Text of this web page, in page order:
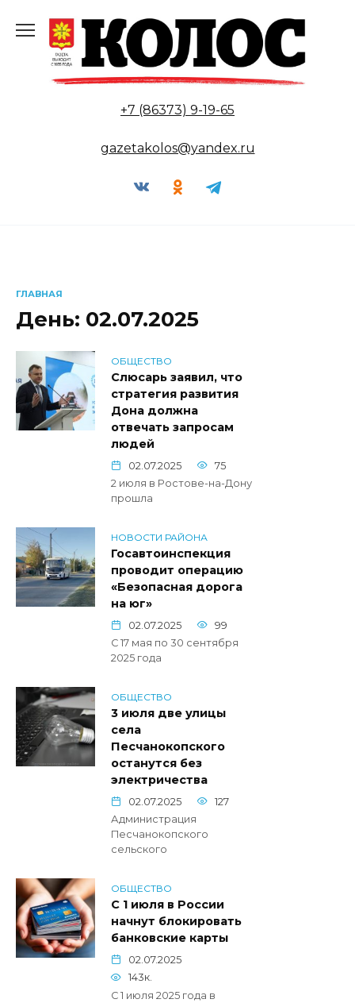
содержанию
+7 (86373) 9-19-65
gazetakolos@yandex.ru
ГЛАВНАЯ
День: 02.07.2025
ОБЩЕСТВО
Слюсарь заявил, что
стратегия развития
Дона должна
отвечать запросам
людей
02.07.2025
75
2 июля в Ростове-на-Дону
прошла
НОВОСТИ РАЙОНА
Госавтоинспекция
проводит операцию
«Безопасная дорога
на юг»
02.07.2025
99
С 17 мая по 30 сентября
2025 года
ОБЩЕСТВО
3 июля две улицы
села
Песчанокопского
останутся без
электричества
02.07.2025
127
Администрация
Песчанокопского
сельского
ОБЩЕСТВО
С 1 июля в России
начнут блокировать
банковские карты
02.07.2025
143к.
С 1 июля 2025 года в